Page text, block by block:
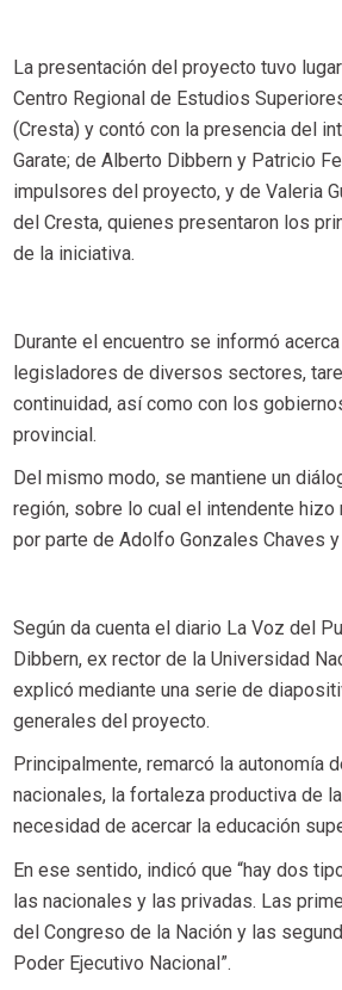
La presentación del proyecto tuvo
Centro Regional de Estudios
(Cresta) y contó con la presencia del
Garate; de Alberto Dibbern y Patricio
impulsores del proyecto, y de Valeria
del Cresta, quienes presentaron los
de la iniciativa.
Durante el encuentro se informó
legisladores de diversos sectores,
continuidad, así como con los
provincial.
Del mismo modo, se mantiene un
región, sobre lo cual el intendente
por parte de Adolfo Gonzales Chaves
Según da cuenta el diario La Voz del
Dibbern, ex rector de la Universidad
explicó mediante una serie de
generales del proyecto.
Principalmente, remarcó la autonomía
nacionales, la fortaleza productiva de
necesidad de acercar la educación
En ese sentido, indicó que “hay dos
las nacionales y las privadas. Las
del Congreso de la Nación y las
Poder Ejecutivo Nacional”.